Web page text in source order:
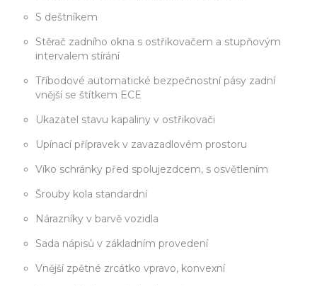
S deštníkem
Stěrač zadního okna s ostřikovačem a stupňovým
intervalem stírání
Tříbodové automatické bezpečnostní pásy zadní
vnější se štítkem ECE
Ukazatel stavu kapaliny v ostřikovači
Upínací přípravek v zavazadlovém prostoru
Víko schránky před spolujezdcem, s osvětlením
Šrouby kola standardní
Nárazníky v barvě vozidla
Sada nápisů v základním provedení
Vnější zpětné zrcátko vpravo, konvexní